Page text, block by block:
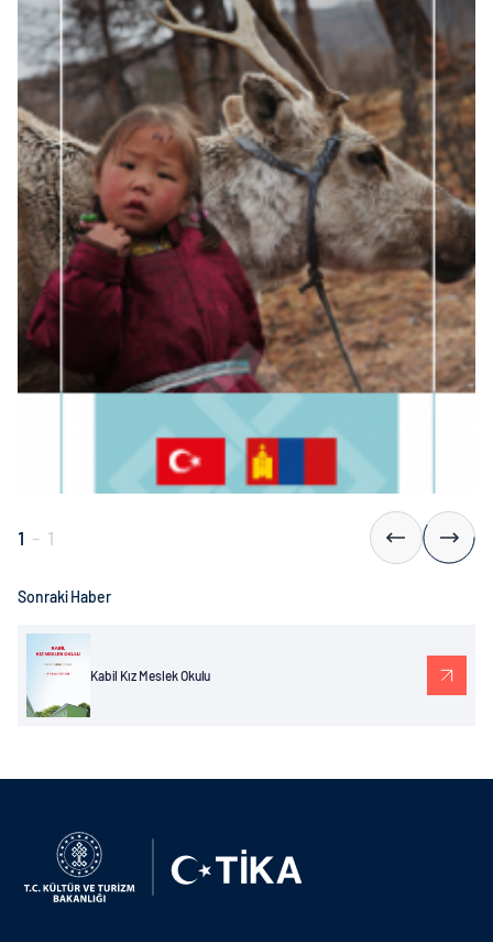
1 - 1
Sonraki Haber
Kabil Kız Meslek Okulu